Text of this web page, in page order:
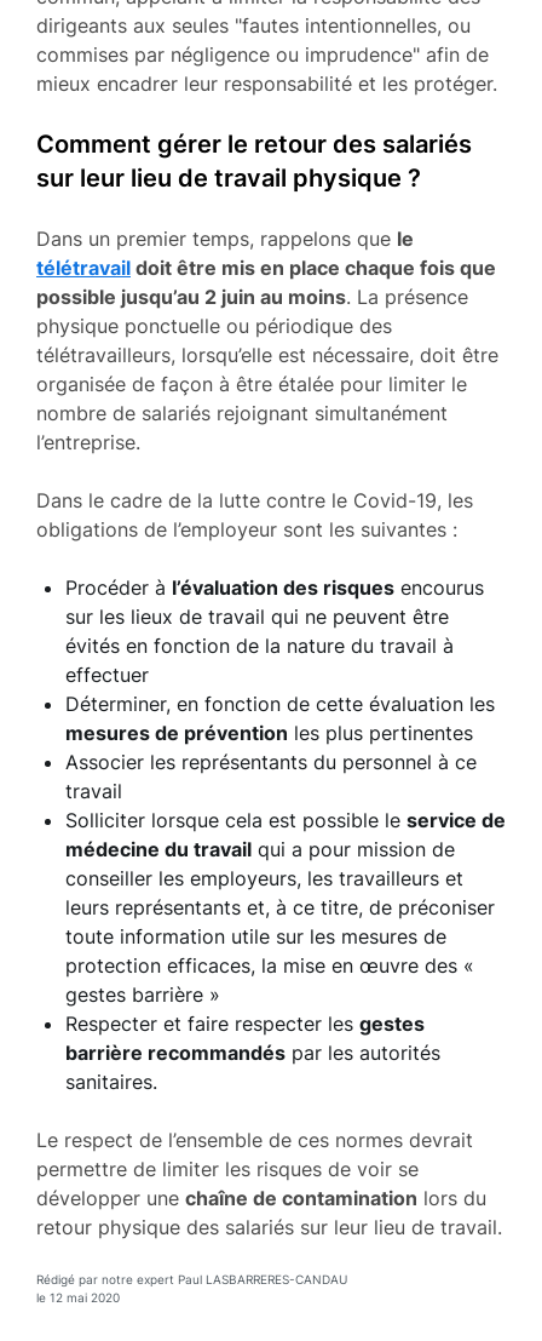
dirigeants aux seules "fautes intentionnelles, ou
commises par négligence ou imprudence" afin de
mieux encadrer leur responsabilité et les protéger.
Comment gérer le retour des salariés
sur leur lieu de travail physique ?
Dans un premier temps, rappelons que le
télétravail doit être mis en place chaque fois que
possible jusqu’au 2 juin au moins. La présence
physique ponctuelle ou périodique des
télétravailleurs, lorsqu’elle est nécessaire, doit être
organisée de façon à être étalée pour limiter le
nombre de salariés rejoignant simultanément
l’entreprise.
Dans le cadre de la lutte contre le Covid-19, les
obligations de l’employeur sont les suivantes :
Procéder à l’évaluation des risques encourus
sur les lieux de travail qui ne peuvent être
évités en fonction de la nature du travail à
effectuer
Déterminer, en fonction de cette évaluation les
mesures de prévention les plus pertinentes
Associer les représentants du personnel à ce
travail
Solliciter lorsque cela est possible le service de
médecine du travail qui a pour mission de
conseiller les employeurs, les travailleurs et
leurs représentants et, à ce titre, de préconiser
toute information utile sur les mesures de
protection efficaces, la mise en œuvre des «
gestes barrière »
Respecter et faire respecter les gestes
barrière recommandés par les autorités
sanitaires.
Le respect de l’ensemble de ces normes devrait
permettre de limiter les risques de voir se
développer une chaîne de contamination lors du
retour physique des salariés sur leur lieu de travail.
Rédigé par notre expert Paul LASBARRERES-CANDAU
le 12 mai 2020